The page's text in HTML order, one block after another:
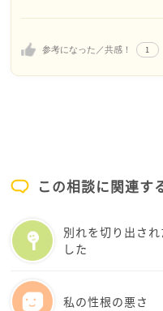
て話したい…仕事も生
参考になった／共感！ 1
しかし、1週間ほどお
の返事をもらうこと
そして今年の初めに
もらえました。
話してよかったと心か
この相談に関連す
別れを切り出さ
した
私の性根の悪さ